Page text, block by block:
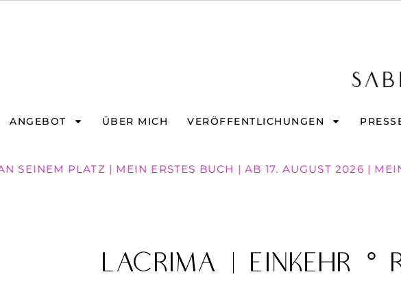
ANGEBOT ÜBER MICH VERÖFFENTLICHUNGEN
PLATZ | MEIN ERSTES BUCH | AB 17. AUGUST 2026 | MEIN
LACRIMA | Einkehr